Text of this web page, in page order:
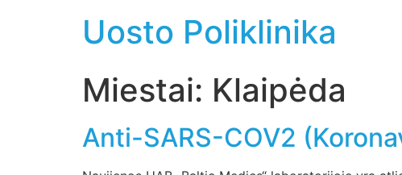
Uosto Poliklinika
Miestai: Klaipėda
Anti-SARS-COV2